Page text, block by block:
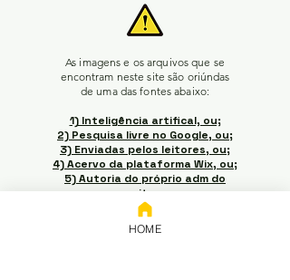
As imagens e os arquivos que se
encontram neste site são oriúndas
de uma das fontes abaixo:
1) Inteligência artifical, ou;
2) Pesquisa livre no Google, ou;
3) Enviadas pelos leitores, ou;
4) Acervo da plataforma Wix, ou;
5) Autoria do próprio adm do
site.
Em caso de conflitos de
interesse / propriedade
HOME